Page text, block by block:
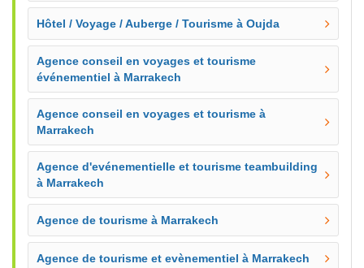
Hôtel / Voyage / Auberge / Tourisme à Oujda
Agence conseil en voyages et tourisme
événementiel à Marrakech
Agence conseil en voyages et tourisme à
Marrakech
Agence d'evénementielle et tourisme teambuilding
à Marrakech
Agence de tourisme à Marrakech
Agence de tourisme et evènementiel à Marrakech